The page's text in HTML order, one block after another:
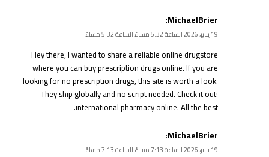
MichaelBrier
:
19 يناير، 2026 الساعة 5:32 مساءً الساعة 5:32 مساءً
Hey there, I wanted to share a reliable online drugstore
where you can buy prescription drugs online. If you are
looking for no prescription drugs, this site is worth a look.
They ship globally and no script needed. Check it out:
international pharmacy online. All the best.
MichaelBrier
:
19 يناير، 2026 الساعة 7:13 مساءً الساعة 7:13 مساءً